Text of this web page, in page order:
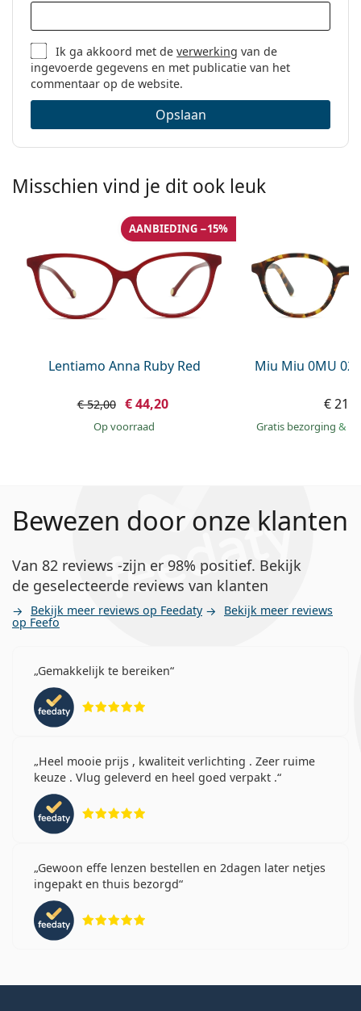
Ik ga akkoord met deverwerking van de
ingevoerde gegevens en met publicatie van het
commentaar op de website.
Opslaan
Misschien vind je dit ook leuk
Lentiamo Anna Ruby Red
AANBIEDING −15%
€ 52,00 € 44,20
op voorraad
Miu Miu 0MU
€
Gratis bezorging &
Bewezen door onze klanten
Van 82 reviews -zijn er 98% positief. Bekijk
de geselecteerde reviews van klanten
Bekijk meer reviews op Feedaty Bekijk meer reviews
op Feefo
Gemakkelijk te bereiken
Heel mooie prijs , kwaliteit verlichting . Zeer ruime
keuze . Vlug geleverd en heel goed verpakt .
Gewoon effe lenzen bestellen en 2dagen later netjes
ingepakt en thuis bezorgd